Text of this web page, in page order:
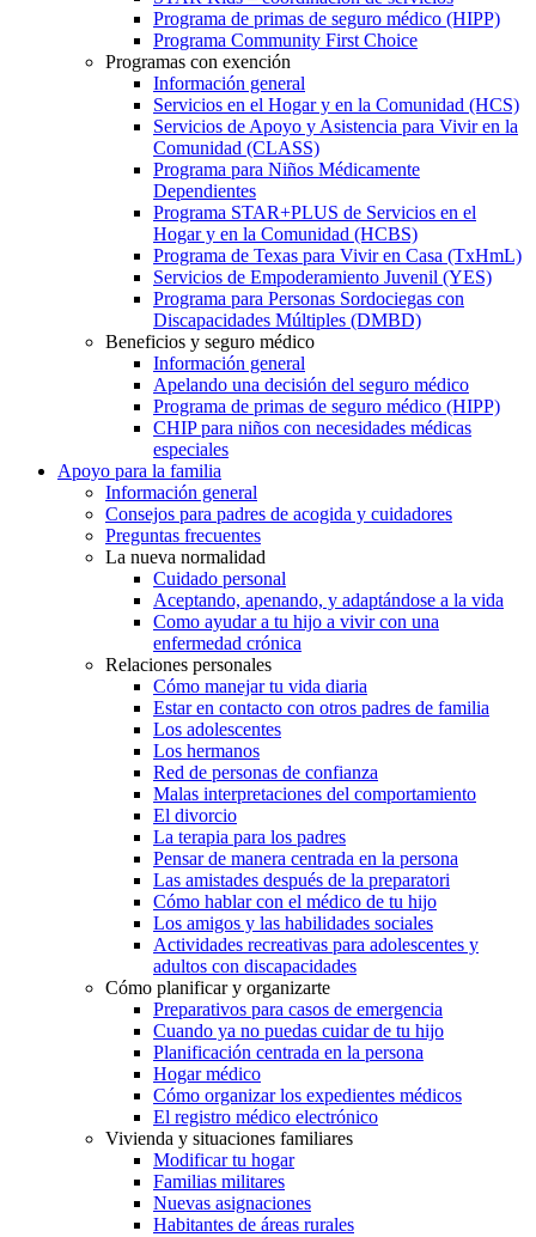
Programa de primas de seguro médico (HIPP)
Programa Community First Choice
Programas con exención
Información general
Servicios en el Hogar y en la Comunidad (HCS)
Servicios de Apoyo y Asistencia para Vivir en la
Comunidad (CLASS)
Programa para Niños Médicamente
Dependientes
Programa STAR+PLUS de Servicios en el
Hogar y en la Comunidad (HCBS)
Programa de Texas para Vivir en Casa (TxHmL)
Servicios de Empoderamiento Juvenil (YES)
Programa para Personas Sordociegas con
Discapacidades Múltiples (DMBD)
Beneficios y seguro médico
Información general
Apelando una decisión del seguro médico
Programa de primas de seguro médico (HIPP)
CHIP para niños con necesidades médicas
especiales
Apoyo para la familia
Información general
Consejos para padres de acogida y cuidadores
Preguntas frecuentes
La nueva normalidad
Cuidado personal
Aceptando, apenando, y adaptándose a la vida
Como ayudar a tu hijo a vivir con una
enfermedad crónica
Relaciones personales
Cómo manejar tu vida diaria
Estar en contacto con otros padres de familia
Los adolescentes
Los hermanos
Red de personas de confianza
Malas interpretaciones del comportamiento
El divorcio
La terapia para los padres
Pensar de manera centrada en la persona
Las amistades después de la preparatori
Cómo hablar con el médico de tu hijo
Los amigos y las habilidades sociales
Actividades recreativas para adolescentes y
adultos con discapacidades
Cómo planificar y organizarte
Preparativos para casos de emergencia
Cuando ya no puedas cuidar de tu hijo
Planificación centrada en la persona
Hogar médico
Cómo organizar los expedientes médicos
El registro médico electrónico
Vivienda y situaciones familiares
Modificar tu hogar
Familias militares
Nuevas asignaciones
Habitantes de áreas rurales